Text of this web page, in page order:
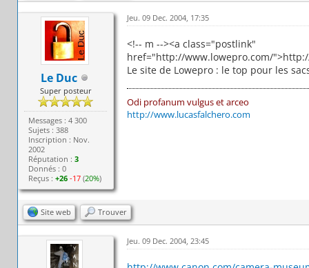
Le Duc
Super posteur
Messages : 4 300
Sujets : 388
Inscription : Nov.
2002
Réputation :3
Donnés : 0
Reçus :+26 -17 (20%)
Jeu. 09 Dec. 2004, 17:35
<!-- m --><a class="postlink"
href="http://www.lowepro.com/
Le site de Lowepro : le top pour les
Odi profanum vulgus et arceo
http://www.lucasfalchero.com
Site web Trouver
Jeu. 09 Dec. 2004, 23:45